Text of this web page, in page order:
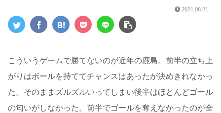
2021.08.21
こういうゲームで勝てないのが近年の鹿島。前半の立ち上
がりはボールを持ててチャンスはあったが決めきれなかっ
た。そのままズルズルいってしまい後半はほとんどゴール
の匂いがしなかった。前半でゴールを奪えなかったのが全